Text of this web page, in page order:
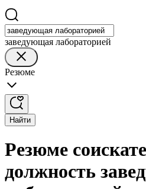
заведующая лабораторией
Резюме
Найти
Резюме
должность